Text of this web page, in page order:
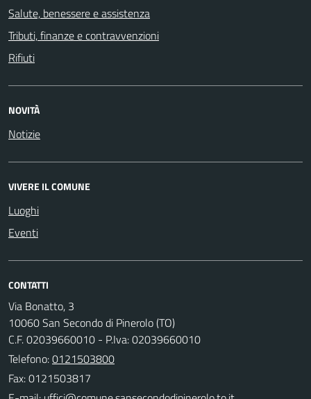
Salute, benessere e assistenza
Tributi, finanze e contravvenzioni
Rifiuti
NOVITÀ
Notizie
VIVERE IL COMUNE
Luoghi
Eventi
CONTATTI
Via Bonatto, 3
10060 San Secondo di Pinerolo (TO)
C.F. 02039660010 - P.Iva: 02039660010
Telefono:0121503800
Fax: 0121503817